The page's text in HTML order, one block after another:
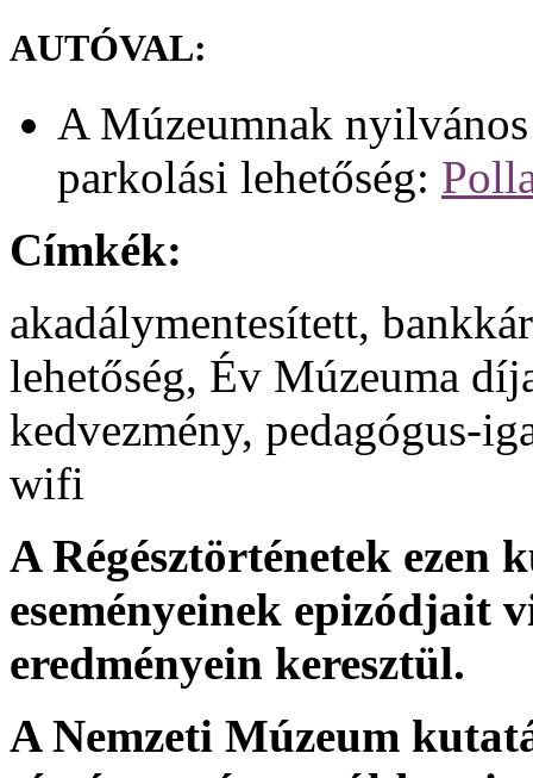
AUTÓVAL:
A Múzeumnak
parkolási lehetőség:
Címkék:
akadálymentesített,
lehetőség, Év Múzeuma
kedvezmény, pedagógus-
wifi
A Régésztörténetek ezen
eseményeinek epizódjait
eredményein keresztül.
A Nemzeti Múzeum